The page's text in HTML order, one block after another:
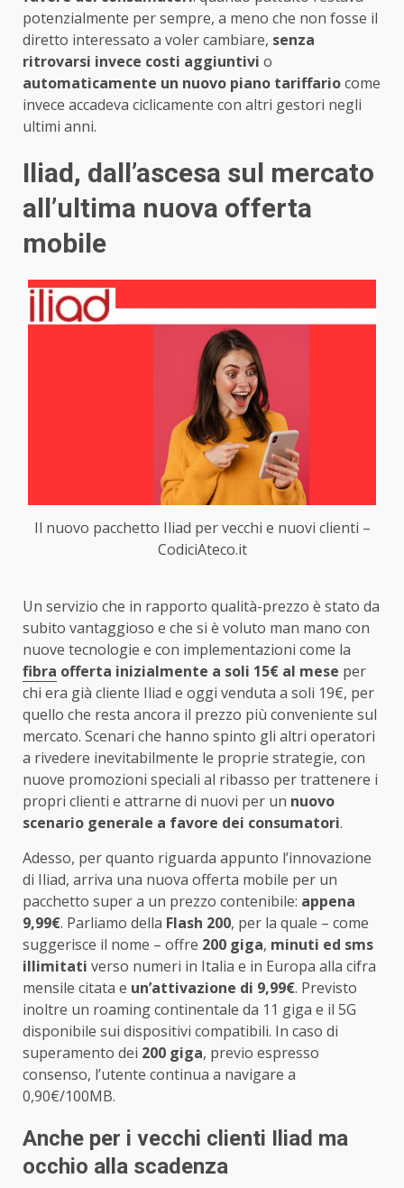
potenzialmente per sempre, a meno che non fosse il
diretto interessato a voler cambiare, senza
ritrovarsi invece costi aggiuntivi o
automaticamente un nuovo piano tariffariocome
invece accadeva ciclicamente con altri gestori negli
ultimi anni.
Iliad, dall’ascesa sul mercato
all’ultima nuova offerta
mobile
Il nuovo pacchetto Iliad per vecchi e nuovi clienti –
CodiciAteco.it
Un servizio che in rapporto qualità-prezzo è stato da
subito vantaggioso e che si è voluto man mano con
nuove tecnologie e con implementazioni come la
fibra offerta inizialmente a soli 15€ al mese per
chi era già cliente Iliad e oggi venduta a soli 19€, per
quello che resta ancora il prezzo più conveniente sul
mercato. Scenari che hanno spinto gli altri operatori
a rivedere inevitabilmente le proprie strategie, con
nuove promozioni speciali al ribasso per trattenere i
propri clienti e attrarne di nuovi per un nuovo
scenario generale a favore dei consumatori.
Adesso, per quanto riguarda appunto l’innovazione
di Iliad, arriva una nuova offerta mobile per un
pacchetto super a un prezzo contenibile: appena
9,99€. Parliamo della Flash 200, per la quale – come
suggerisce il nome – offre 200 giga, minuti ed sms
illimitati verso numeri in Italia e in Europa alla cifra
mensile citata e un’attivazione di 9,99€. Previsto
inoltre un roaming continentale da 11 giga e il 5G
disponibile sui dispositivi compatibili. In caso di
superamento dei 200 giga, previo espresso
consenso, l’utente continua a navigare a
0,90€/100MB.
Anche per i vecchi clienti Iliad ma
occhio alla scadenza